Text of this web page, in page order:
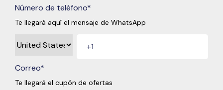
Número de teléfono*
Te llegará aquí el mensaje de WhatsApp
Correo*
Te llegará el cupón de ofertas